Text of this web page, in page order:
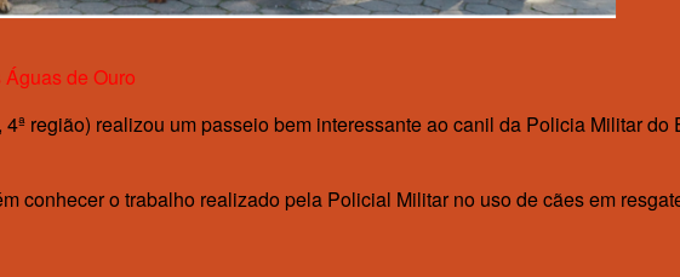
de Ouro
região) realizou um passeio bem interessante ao canil da Policia Militar
conhecer o trabalho realizado pela Policial Militar no uso de cães em